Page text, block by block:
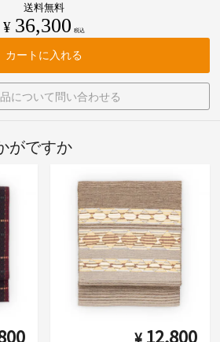
送料無料
¥ 36,300 税込
カートに入れる
について問い合わせる
がですか